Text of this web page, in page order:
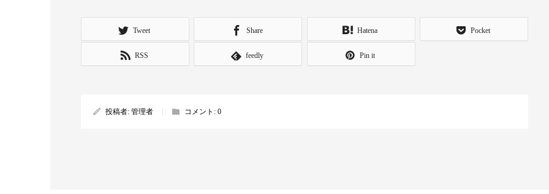
Tweet Share Hatena Pocket
RSS feedly Pin it
投稿者: 管理者 コメント: 0